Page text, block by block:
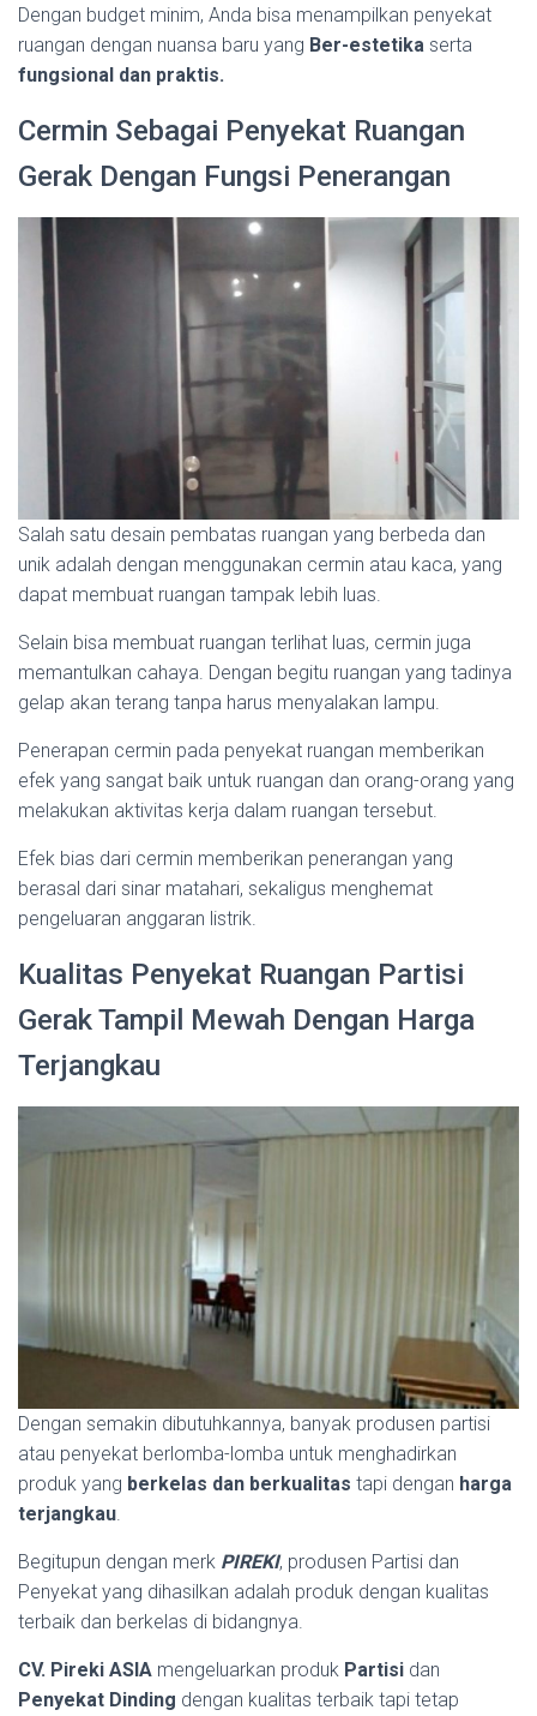
Dengan budget minim, Anda bisa menampilkan penyekat
ruangan dengan nuansa baru yang Ber-estetika serta
fungsional dan praktis.
Cermin Sebagai Penyekat Ruangan
Gerak Dengan Fungsi Penerangan
Salah satu desain pembatas ruangan yang berbeda dan
unik adalah dengan menggunakan cermin atau kaca, yang
dapat membuat ruangan tampak lebih luas.
Selain bisa membuat ruangan terlihat luas, cermin juga
memantulkan cahaya. Dengan begitu ruangan yang tadinya
gelap akan terang tanpa harus menyalakan lampu.
Penerapan cermin pada penyekat ruangan memberikan
efek yang sangat baik untuk ruangan dan orang-orang yang
melakukan aktivitas kerja dalam ruangan tersebut.
Efek bias dari cermin memberikan penerangan yang
berasal dari sinar matahari, sekaligus menghemat
pengeluaran anggaran listrik.
Kualitas Penyekat Ruangan Partisi
Gerak Tampil Mewah Dengan Harga
Terjangkau
Dengan semakin dibutuhkannya, banyak produsen partisi
atau penyekat berlomba-lomba untuk menghadirkan
produk yang berkelas dan berkualitas tapi dengan harga
terjangkau.
Begitupun dengan merk PIREKI, produsen Partisi dan
Penyekat yang dihasilkan adalah produk dengan kualitas
terbaik dan berkelas di bidangnya.
CV. Pireki ASIA mengeluarkan produk Partisi dan
Penyekat Dinding dengan kualitas terbaik tapi tetap